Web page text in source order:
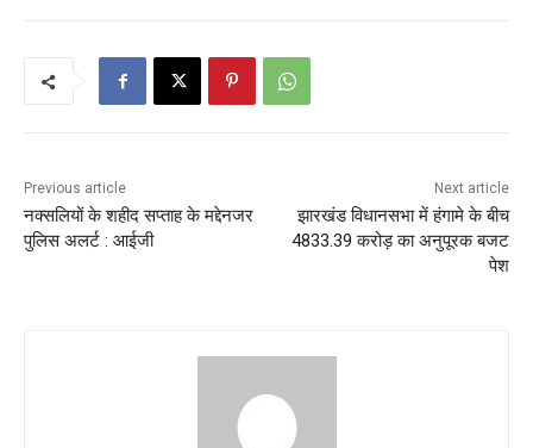
Previous article
नक्सलियों के शहीद सप्ताह के मद्देनजर
पुलिस अलर्ट : आईजी
Next article
झारखंड विधानसभा में हंगामे के बीच
4833.39 करोड़ का अनुपूरक बजट
पेश